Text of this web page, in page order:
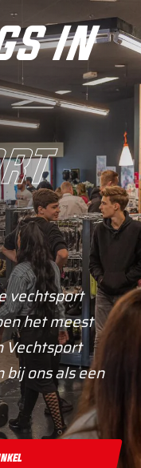
in
vechtsport
het meest
Vechtsport
ons als een